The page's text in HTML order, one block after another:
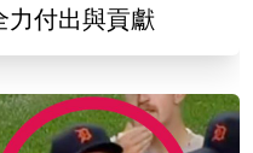
付出與貢獻